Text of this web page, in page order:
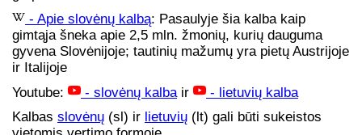
- Apie slovėnų kalbą: Pasaulyje šia kalba kaip
gimtąja šneka apie 2,5 mln. žmonių, kurių dauguma
gyvena Slovėnijoje; tautinių mažumų yra pietų Austrijoje
ir Italijoje
Youtube:
- slovėnų kalbair
- lietuvių kalba
Kalbas slovėnų (sl) ir lietuvių (lt) gali būti sukeistos